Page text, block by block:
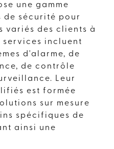
une gamme
de sécurité pour
variés des clients à
services incluent
d'alarme, de
de contrôle
Leur
est formée
sur mesure
spécifiques de
ainsi une